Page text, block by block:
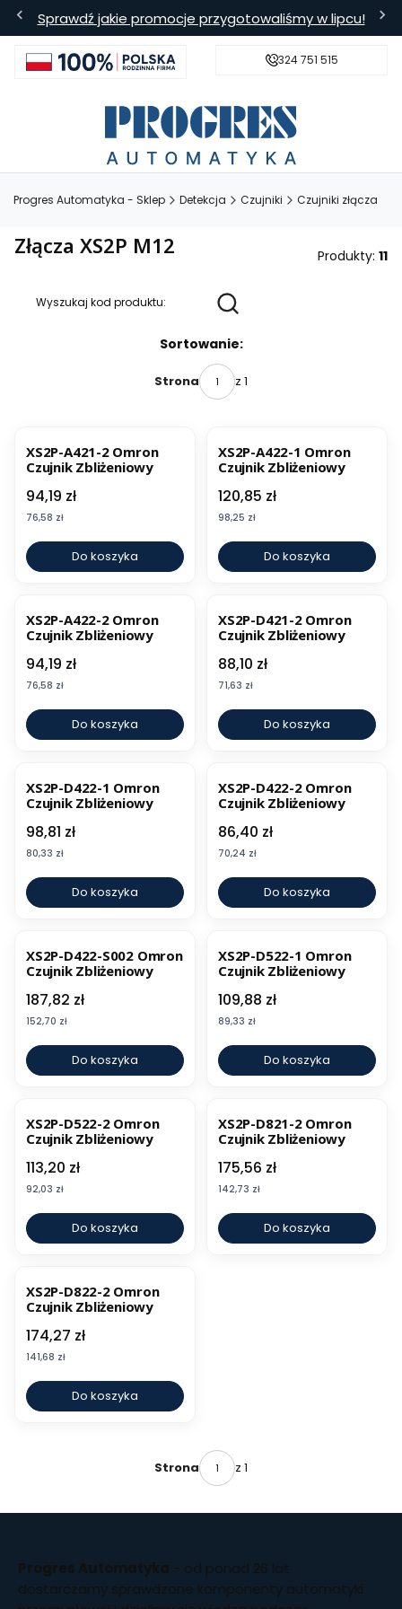
Sprawdź jakie promocje przygotowaliśmy w lipcu!
Bezpieczna wysyłka
324 751 515
Progres Automatyka - Sklep Detekcja Czujniki Czujniki złącza
Złącza XS2P M12 Produkty: 11
Wyszukaj kod produktu:
Sortowanie:
Strona z 1
XS2P-A421-2 Omron
Czujnik Zbliżeniowy
Cena
94,19 zł
Cena
76,58 zł
Do koszyka
XS2P-A422-1 Omron
Czujnik Zbliżeniowy
Cena
120,85 zł
Cena
98,25 zł
Do koszyka
XS2P-A422-2 Omron
Czujnik Zbliżeniowy
Cena
94,19 zł
Cena
76,58 zł
Do koszyka
XS2P-D421-2 Omron
Czujnik Zbliżeniowy
Cena
88,10 zł
Cena
71,63 zł
Do koszyka
XS2P-D422-1 Omron
Czujnik Zbliżeniowy
Cena
98,81 zł
Cena
80,33 zł
Do koszyka
XS2P-D422-2 Omron
Czujnik Zbliżeniowy
Cena
86,40 zł
Cena
70,24 zł
Do koszyka
XS2P-D422-S002 Omron
Czujnik Zbliżeniowy
Cena
187,82 zł
Cena
152,70 zł
Do koszyka
XS2P-D522-1 Omron
Czujnik Zbliżeniowy
Cena
109,88 zł
Cena
89,33 zł
Do koszyka
XS2P-D522-2 Omron
Czujnik Zbliżeniowy
Cena
113,20 zł
Cena
92,03 zł
Do koszyka
XS2P-D821-2 Omron
Czujnik Zbliżeniowy
Cena
175,56 zł
Cena
142,73 zł
Do koszyka
XS2P-D822-2 Omron
Czujnik Zbliżeniowy
Cena
174,27 zł
Cena
141,68 zł
Do koszyka
Strona z 1
Progres Automatyka - od ponad 26 lat
dostarczamy sprawdzone komponenty automatyki